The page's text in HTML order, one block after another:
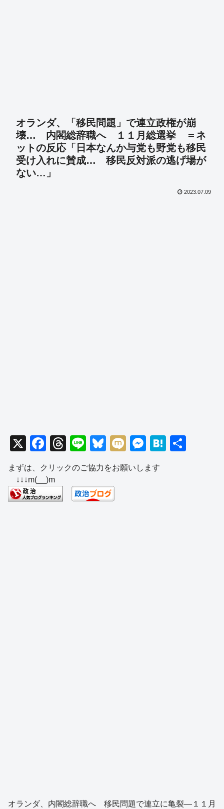
オランダ、「移民問題」で連立政権が崩
壊… 内閣総辞職へ １１月総選挙 ＝ネ
ットの反応「日本なんか与党も野党も移民
受け入れに賛成… 移民反対派の逃げ場が
ない…」
2023.07.09
X
F
a
c
e
b
T
hr
e
a
d
Li
n
e
Bl
u
e
sk
y
M
ixi
M
e
ss
H
まずは、クリックのご協力をお願いします
↓↓↓m(__)m
オランダ、内閣総辞職へ 移民問題で連立に亀裂―１１月